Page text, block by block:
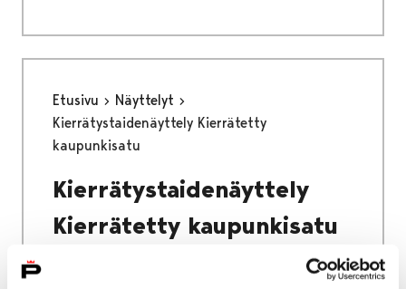
Etusivu
Näyttelyt
Kierrätystaidenäyttely Kierrätetty
kaupunkisatu
Kierrätystaidenäyttely
Kierrätetty kaupunkisatu